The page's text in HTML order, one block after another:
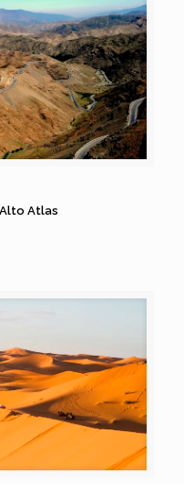
Atlas